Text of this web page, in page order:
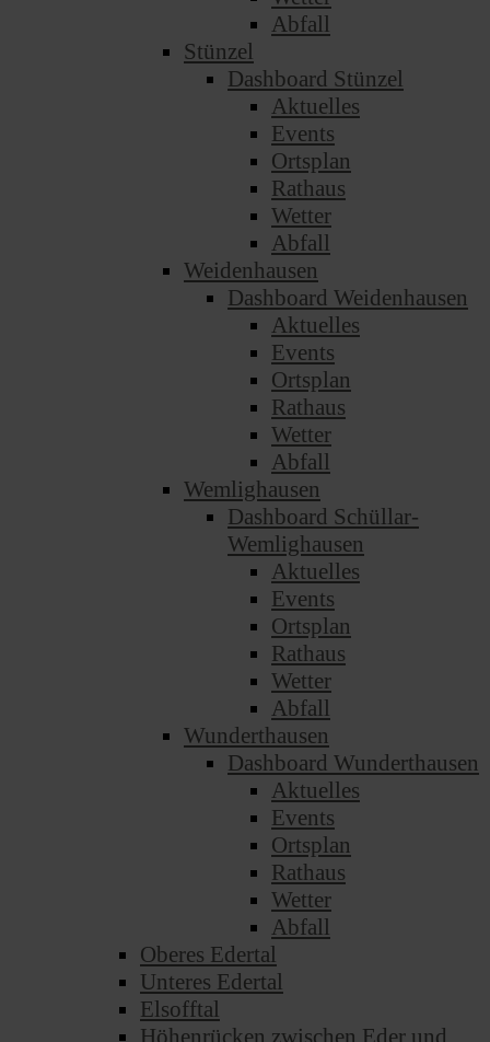
Abfall
Stünzel
Dashboard Stünzel
Aktuelles
Events
Ortsplan
Rathaus
Wetter
Abfall
Weidenhausen
Dashboard Weidenhausen
Aktuelles
Events
Ortsplan
Rathaus
Wetter
Abfall
Wemlighausen
Dashboard Schüllar-
Wemlighausen
Aktuelles
Events
Ortsplan
Rathaus
Wetter
Abfall
Wunderthausen
Dashboard Wunderthausen
Aktuelles
Events
Ortsplan
Rathaus
Wetter
Abfall
Oberes Edertal
Unteres Edertal
Elsofftal
Höhenrücken zwischen Eder und